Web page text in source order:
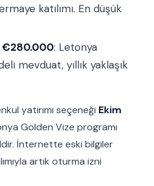
katılımı. En düşük
€280.000: Letonya
mevduat, yıllık yaklaşık
yatırımı seçeneği Ekim
Golden Vize programı
İnternette eski bilgiler
artık oturma izni